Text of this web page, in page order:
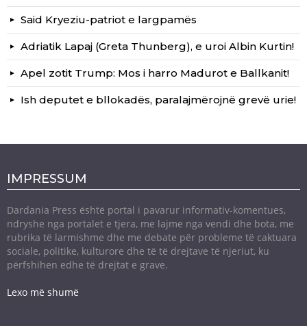
Said Kryeziu-patriot e largpamës
Adriatik Lapaj (Greta Thunberg), e uroi Albin Kurtin!
Apel zotit Trump: Mos i harro Madurot e Ballkanit!
Ish deputet e bllokadës, paralajmërojnë grevë urie!
IMPRESSUM
Dardania Press është portal i pavarur informativ-komentues,
ndryshe nga portalet e tjera, me lajme nga vendi dhe bota, me
rubrika të larmishme dhe me debate për probleme të caktuara
sociale, politike, kulturore dhe të të drejtave të njeriut, ku
përfshihen edhe të drejtat e grave.
Lexo më shumë